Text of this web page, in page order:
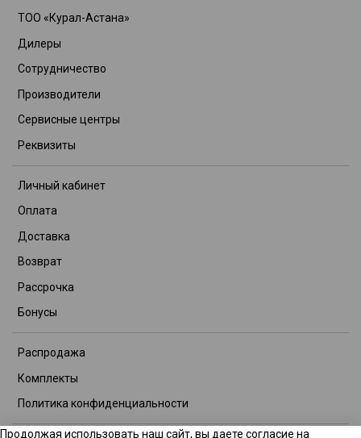
ТОО «Курал-Астана»
Дилеры
Сотрудничество
Производители
Сервисные центры
Реквизиты
Личный кабинет
Оплата
Доставка
Возврат
Рассрочка
Бонусы
Распродажа
Комплекты
Политика конфиденциальности
Продолжая использовать наш сайт, вы даете согласие на